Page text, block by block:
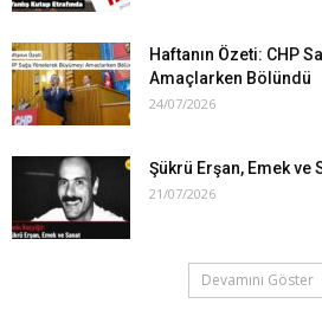
Haftanın Özeti: CHP
Amaçlarken Bölündü
24/07/2026
Şükrü Erşan, Emek ve
21/07/2026
Devamını Göster